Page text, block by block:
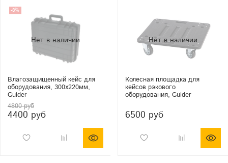
-8%
Влагозащищенный кейс для
оборудования, 300х220мм,
Guider
4800 руб
4400 руб
Колесная площадка для
кейсов рэкового
оборудования, Guider
6500 руб